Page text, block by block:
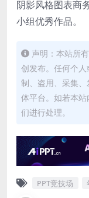
阴影风格图表商
小组优秀作品。
声明：本站所
创发布。任何个
制、盗用、采集
体平台。如若本
们进行处理。
PPT竞技场